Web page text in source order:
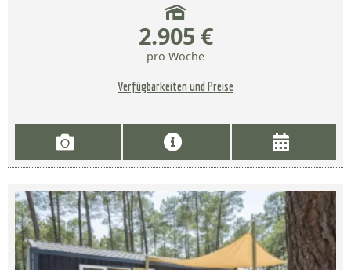
2.905 €
pro Woche
Verfügbarkeiten und Preise